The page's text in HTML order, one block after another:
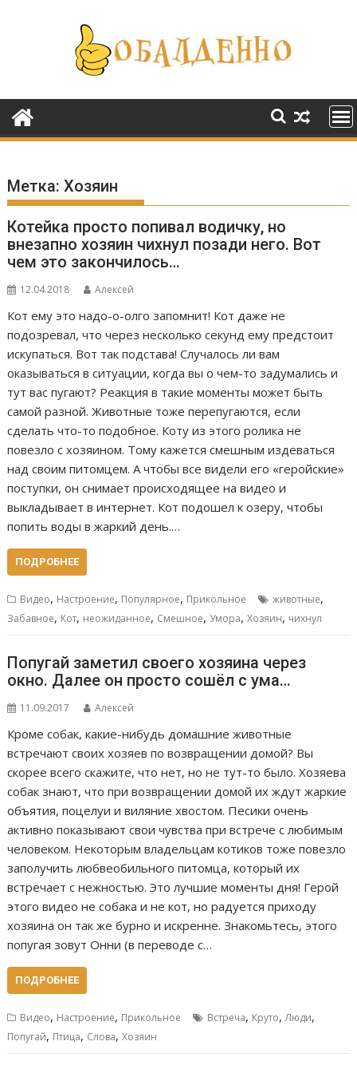
содержимому
Метка:Хозяин
Котейка просто попивал водичку, но
внезапно хозяин чихнул позади него. Вот
чем это закончилось…
12.04.2018 Алексей
Кот ему это надо-о-олго запомнит! Кот даже не
подозревал, что через несколько секунд ему предстоит
искупаться. Вот так подстава! Случалось ли вам
оказываться в ситуации, когда вы о чем-то задумались и
тут вас пугают? Реакция в такие моменты может быть
самой разной. Животные тоже перепугаются, если
сделать что-то подобное. Коту из этого ролика не
повезло с хозяином. Тому кажется смешным издеваться
над своим питомцем. А чтобы все видели его «геройские»
поступки, он снимает происходящее на видео и
выкладывает в интернет. Кот подошел к озеру, чтобы
попить воды в жаркий день.…
ПОДРОБНЕЕ
Видео, Настроение, Популярное, Прикольное животные,
Забавное, Кот, неожиданное, Смешное,Умора,Хозяин, чихнул
Попугай заметил своего хозяина через
окно. Далее он просто сошёл с ума…
11.09.2017 Алексей
Кроме собак, какие-нибудь домашние животные
встречают своих хозяев по возвращении домой? Вы
скорее всего скажите, что нет, но не тут-то было. Хозяева
собак знают, что при возвращении домой их ждут жаркие
объятия, поцелуи и виляние хвостом. Песики очень
активно показывают свои чувства при встрече с любимым
человеком. Некоторым владельцам котиков тоже повезло
заполучить любвеобильного питомца, который их
встречает с нежностью. Это лучшие моменты дня! Герой
этого видео не собака и не кот, но радуется приходу
хозяина он так же бурно и искренне. Знакомьтесь, этого
попугая зовут Онни (в переводе с…
ПОДРОБНЕЕ
Видео, Настроение, Прикольное Встреча, Круто, Люди,
Попугай, Птица, Слова,Хозяин